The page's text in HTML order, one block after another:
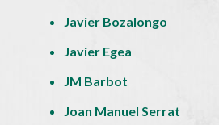
Javier Bozalongo
Javier Egea
JM Barbot
Joan Manuel Serrat